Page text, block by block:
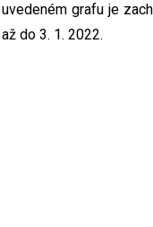
uvedeném grafu je
až do 3. 1. 2022.